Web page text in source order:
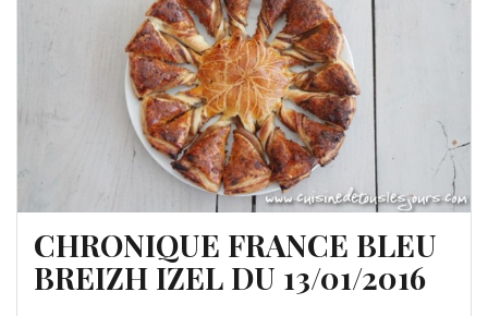
CHRONIQUE FRANCE BLEU
BREIZH IZEL DU 13/01/2016